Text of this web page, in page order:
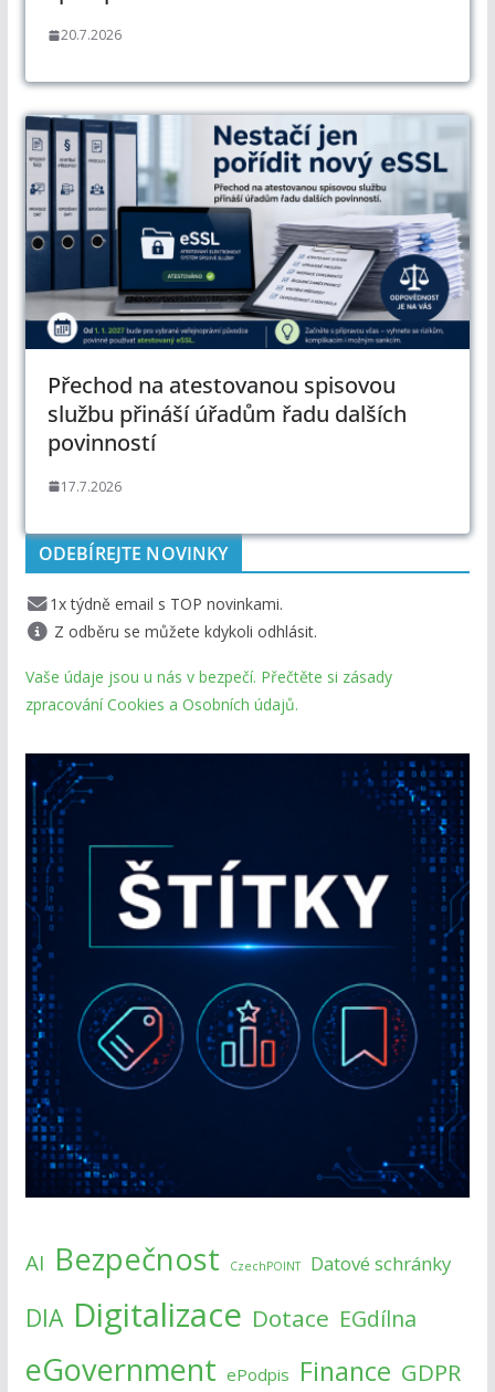
20.7.2026
Přechod na atestovanou spisovou
službu přináší úřadům řadu dalších
povinností
17.7.2026
ODEBÍREJTE NOVINKY
1x týdně email s TOP novinkami.
Z odběru se můžete kdykoli odhlásit.
Vaše údaje jsou u nás v bezpečí. Přečtěte si zásady
zpracování Cookies a Osobních údajů.
AI Bezpečnost CzechPOINT Datové schránky
DIA Digitalizace Dotace EGdílna
eGovernment ePodpis Finance GDPR